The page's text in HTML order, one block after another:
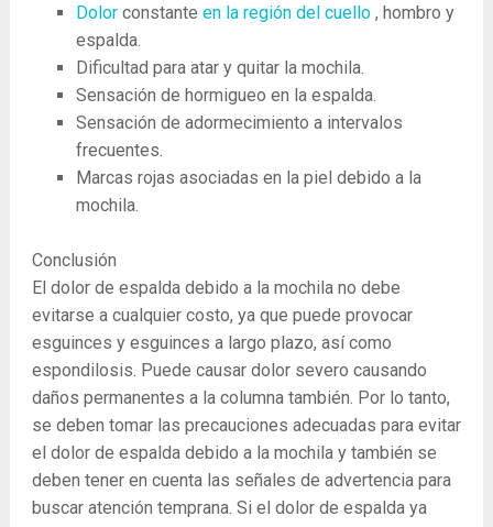
Dolorconstante en la región del cuello, hombro y
espalda.
Dificultad para atar y quitar la mochila.
Sensación de hormigueo en la espalda.
Sensación de adormecimiento a intervalos
frecuentes.
Marcas rojas asociadas en la piel debido a la
mochila.
Conclusión
El dolor de espalda debido a la mochila no debe
evitarse a cualquier costo, ya que puede provocar
esguinces y esguinces a largo plazo, así como
espondilosis. Puede causar dolor severo causando
daños permanentes a la columna también. Por lo tanto,
se deben tomar las precauciones adecuadas para evitar
el dolor de espalda debido a la mochila y también se
deben tener en cuenta las señales de advertencia para
buscar atención temprana. Si el dolor de espalda ya